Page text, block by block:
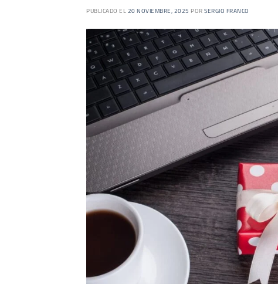
PUBLICADO EL 20 NOVIEMBRE, 2025 POR SERGIO FRANCO